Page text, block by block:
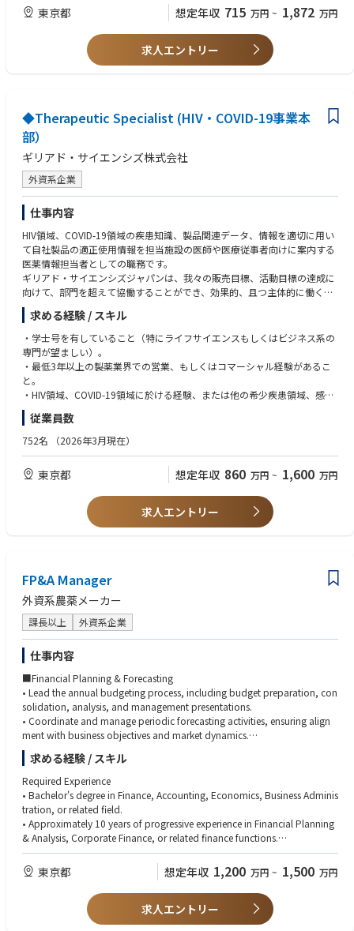
【主な業務内容】
■コンプライアンス業務全般
・医療従事者との契約・講演依頼・学会協賛等のレビューおよび承認
・経営層向けのコンプライアンス関連レポート作成
・グローバルコンプライアンスチームとの定例ミーティングへの参加
■メディカル・コマーシャル領域のコンプライアンス支援
・MR・MSLによる情報提供活動に関するアドバイス
・販促資材、メディカル資材、講演会資料等のコンプライアンスレビュー
・外部モニタリングに関する委員会対応および関連資料作成
■ポリシー整備・教育研修
・APAC地域のコンプライアンス関連規程やガイドラインの整備・改訂
・社内からの問い合わせ対応
・年間コンプライアンストレーニング計画の策定
・教育研修および社内啓発施策の企画・運営
・新入社員研修や営業・代理店向け研修の実施
・コンプライアンス関連資料や教育コンテンツのローカライズ支援
■調査・リスクマネジメント
・内部通報案件やコンプライアンス事案の調査対応
・関係者ヒアリング、調査報告書作成、是正措置の推進
・人事部門と連携した再発防止策や指導対応
・監査・モニタリング活動を活用したリスク低減施策の推進
■コンプライアンス監査・モニタリング
・APAC地域におけるコンプライアンスリスクアセスメントの実施
・年間監査・モニタリング計画の策定および実行
・講演会、販促活動、営業同行、各種記録類のモニタリング
・グローバル本社への定期レポーティング
・モニタリング結果を踏まえた業務改善・プロセス改善の推進
【ポジションの特徴】
・APAC地域を担当するリージョナルポジション
・日本・海外双方のステークホルダーと連携するグローバルな環境
・経営層や海外本社との接点が多く、事業に近い立場でコンプライアンス
推進を担えるポジション
・製薬・ヘルスケア業界における高度なコンプライアンス経験を積むこと
ができる環境
• Capacity of problem solving - anticipating, initiating and resolving issu
es
• Demonstrated ability to communicate effectively with individuals up, d
own, and across the organization
• Excellent technical and communication skills
東京都 想定年収 715 万円 ~ 1,872 万円
求人エントリー
◆Therapeutic Specialist (HIV・COVID-19事業本
部）
ギリアド・サイエンシズ株式会社
外資系企業
仕事内容
HIV領域、COVID-19領域の疾患知識、製品関連データ、情報を適切に用い
て自社製品の適正使用情報を担当施設の医師や医療従事者向けに案内する
医薬情報担当者としての職務です。
ギリアド・サイエンシズジャパンは、我々の販売目標、活動目標の達成に
向けて、部門を超えて協働することができ、効果的、且つ主体的に働くこ
とができる知識と意欲のある専門家を求めています。
合格者はHIV・COVID-19事業本部に正社員（無期雇用）として入社し、下
記社員にレポートします。
⇒HIV・COVID-19事業本部 HIV領域営業部 東日本リージョン リージ
ョナルディレクター
求める経験 / スキル
・学士号を有していること（特にライフサイエンスもしくはビジネス系の
専門が望ましい）。
・最低3年以上の製薬業界での営業、もしくはコマーシャル経験があるこ
と。
・HIV領域、COVID-19領域に於ける経験、または他の希少疾患領域、感染
症領域での経験があれば望ましい。
・優良営業成績：例えば営業成績に伴う、受賞例があれば尚可。
・MR認定資格必須。
従業員数
752名 （2026年3月現在）
東京都 想定年収 860 万円 ~ 1,600 万円
求人エントリー
FP&A Manager
外資系農薬メーカー
課長以上 外資系企業
仕事内容
■Financial Planning & Forecasting
• Lead the annual budgeting process, including budget preparation, con
solidation, analysis, and management presentations.
• Coordinate and manage periodic forecasting activities, ensuring align
ment with business objectives and market dynamics.
• Prepare and deliver financial presentations for senior management and
regional leadership teams.
• Develop long-term financial outlooks and strategic planning models.
■Financial Performance Management
• Lead Monthly Business Review (MBR) processes with Asia regional leade
rship.
• Analyze monthly financial results and key business drivers, identifying ri
sks, opportunities, and corrective actions.
• Monitor and review sales forecasts, including:
- Pricing performance
- Foreign exchange (FX) impacts
求める経験 / スキル
Required Experience
• Bachelor's degree in Finance, Accounting, Economics, Business Adminis
tration, or related field.
• Approximately 10 years of progressive experience in Financial Planning
& Analysis, Corporate Finance, or related finance functions.
• Strong experience in budgeting, forecasting, management reporting, a
nd financial analysis.
• Experience supporting senior management and business leaders in a m
ultinational environment.
• Solid understanding of financial statements, including P&L, Balance Sh
eet, and Cash Flow.
東京都 想定年収 1,200 万円 ~ 1,500 万円
求人エントリー